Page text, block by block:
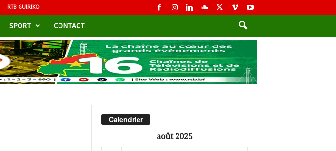
RTB GUIRIKO
SPORT CONTACT
Calendrier
août 2025